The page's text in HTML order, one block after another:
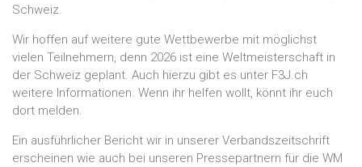
Schweiz.
Wir hoffen auf weitere gute Wettbewerbe mit möglichst
vielen Teilnehmern, denn 2026 ist eine Weltmeisterschaft in
der Schweiz geplant. Auch hierzu gibt es unter F3J.ch
weitere Informationen. Wenn ihr helfen wollt, könnt ihr euch
dort melden.
Ein ausführlicher Bericht wir in unserer Verbandszeitschrift
erscheinen wie auch bei unseren Pressepartnern für die WM